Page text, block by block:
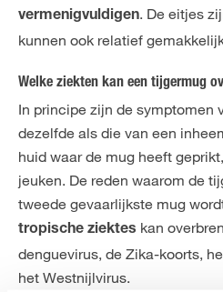
vermenigvuldigen. De eitjes
kunnen ook relatief
Welke ziekten kan een tijgermug
In principe zijn de symptomen
dezelfde als die van een
huid waar de mug heeft
jeuken. De reden waarom de
tweede gevaarlijkste mug
tropische ziektes kan
denguevirus, de Zika-koorts,
het Westnijlvirus.